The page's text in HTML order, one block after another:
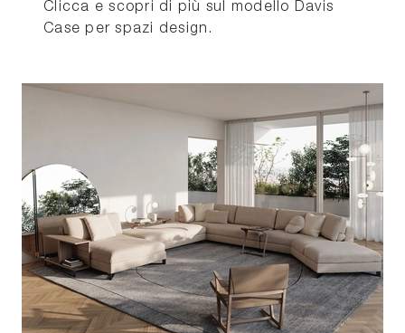
Clicca e scopri di più sul modello Davis
Case per spazi design.